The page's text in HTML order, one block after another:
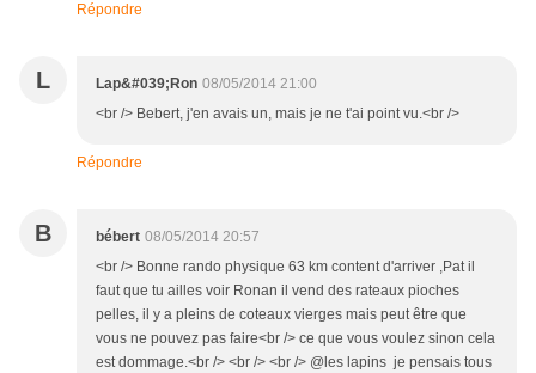
Répondre
L Lap&#039;Ron 08/05/2014 21:00
<br /> Bebert, j'en avais un, mais je ne t'ai point vu.<br />
Répondre
B bébert 08/05/2014 20:57
<br /> Bonne rando physique 63 km content d'arriver ,Pat il
faut que tu ailles voir Ronan il vend des rateaux pioches
pelles, il y a pleins de coteaux vierges mais peut être que
vous ne pouvez pas faire<br /> ce que vous voulez sinon cela
est dommage.<br /> <br /> <br /> @les lapins je pensais tous